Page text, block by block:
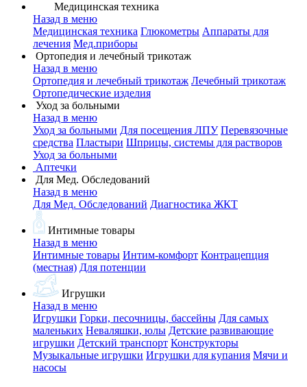
Медицинская техника
Назад в меню
Медицинская техника Глюкометры Аппараты для
лечения Мед.приборы
Ортопедия и лечебный трикотаж
Назад в меню
Ортопедия и лечебный трикотаж Лечебный трикотаж
Ортопедические изделия
Уход за больными
Назад в меню
Уход за больными Для посещения ЛПУ Перевязочные
средства Пластыри Шприцы, системы для растворов
Уход за больными
Аптечки
Для Мед. Обследований
Назад в меню
Для Мед. Обследований Диагностика ЖКТ
Интимные товары
Назад в меню
Интимные товары Интим-комфорт Контрацепция
(местная) Для потенции
Игрушки
Назад в меню
Игрушки Горки, песочницы, бассейны Для самых
маленьких Неваляшки, юлы Детские развивающие
игрушки Детский транспорт Конструкторы
Музыкальные игрушки Игрушки для купания Мячи и
насосы